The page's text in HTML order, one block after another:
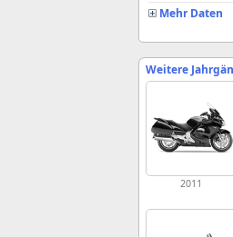
Mehr Daten
Weitere
2011